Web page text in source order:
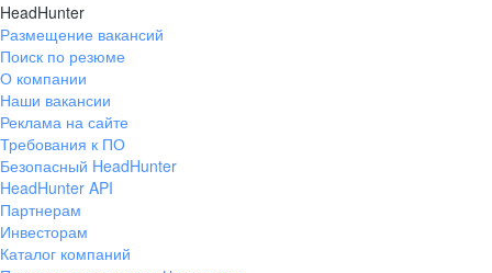
HeadHunter
Размещение вакансий
Поиск по резюме
О компании
Наши вакансии
Реклама на сайте
Требования к ПО
Безопасный HeadHunter
HeadHunter API
Партнерам
Инвесторам
Каталог компаний